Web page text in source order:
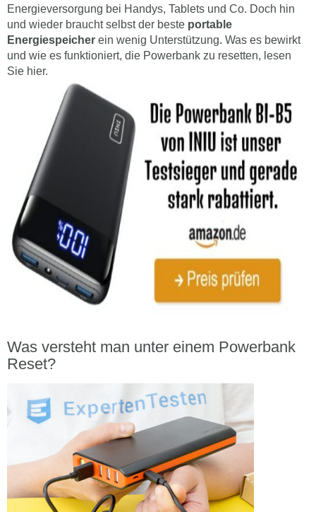
Energieversorgung bei Handys, Tablets und Co. Doch hin
und wieder braucht selbst der beste portable
Energiespeicher ein wenig Unterstützung. Was es bewirkt
und wie es funktioniert, die Powerbank zu resetten, lesen
Sie hier.
Was versteht man unter einem Powerbank
Reset?